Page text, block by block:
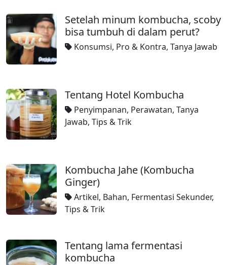
Setelah minum kombucha, scoby
bisa tumbuh di dalam perut?
Konsumsi, Pro & Kontra, Tanya Jawab
Tentang Hotel Kombucha
Penyimpanan, Perawatan, Tanya
Jawab, Tips & Trik
Kombucha Jahe (Kombucha
Ginger)
Artikel, Bahan, Fermentasi Sekunder,
Tips & Trik
Tentang lama fermentasi
kombucha